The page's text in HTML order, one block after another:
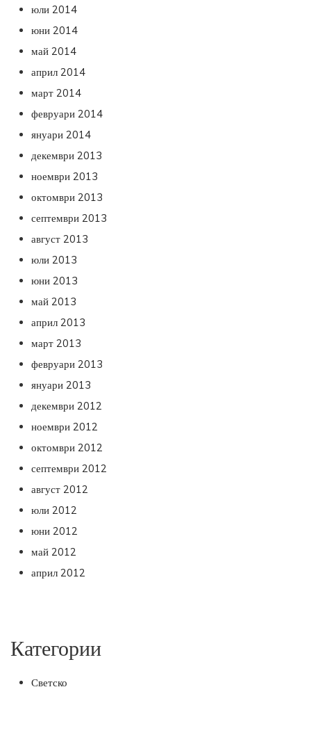
юли 2014
юни 2014
май 2014
април 2014
март 2014
февруари 2014
януари 2014
декември 2013
ноември 2013
октомври 2013
септември 2013
август 2013
юли 2013
юни 2013
май 2013
април 2013
март 2013
февруари 2013
януари 2013
декември 2012
ноември 2012
октомври 2012
септември 2012
август 2012
юли 2012
юни 2012
май 2012
април 2012
Категории
Светско